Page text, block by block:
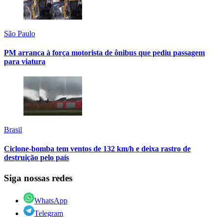
São Paulo
PM arranca à força motorista de ônibus que pediu passagem
para viatura
Brasil
Ciclone-bomba tem ventos de 132 km/h e deixa rastro de
destruição pelo país
Siga nossas redes
WhatsApp
Telegram